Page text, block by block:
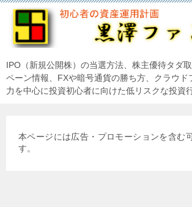
IPO（新規公開株）の当選方法、株主優待タダ
ペーン情報、FXや暗号通貨の勝ち方、クラウド
力を中心に投資初心者に向けた低リスクな投資
本ページには広告・プロモーションを含む
す。